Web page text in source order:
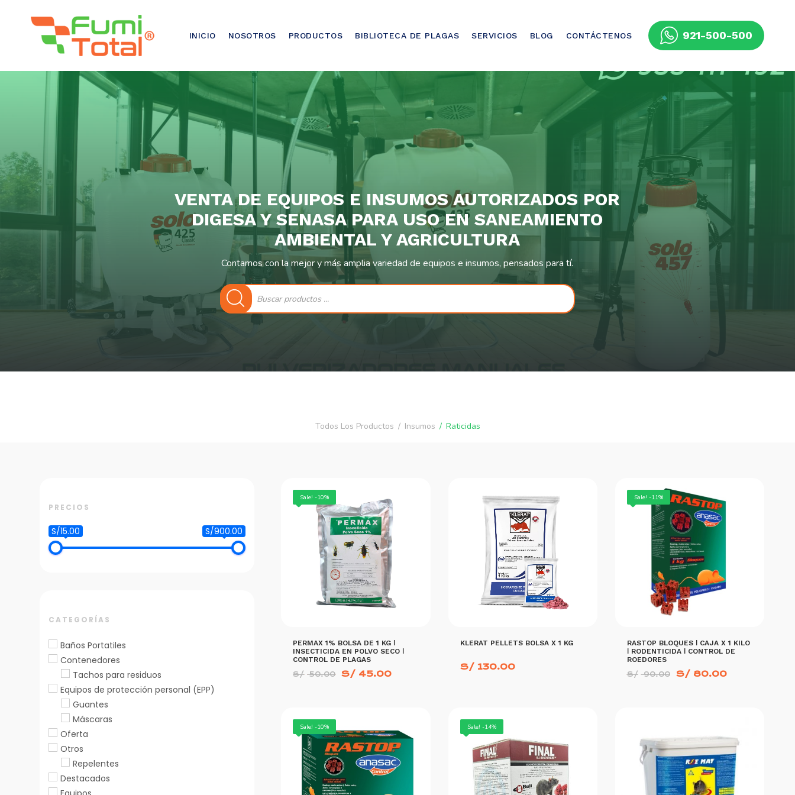
921-500-500
INICIO NOSOTROS PRODUCTOS BIBLIOTECA DE PLAGAS SERVICIOS BLOG CONTÁCTENOS 921-500-500
VENTA DE EQUIPOS E INSUMOS AUTORIZADOS POR
DIGESA Y SENASA PARA USO EN SANEAMIENTO
AMBIENTAL Y AGRICULTURA
Contamos con la mejor y más amplia variedad de equipos e insumos, pensados para tí.
Búsqueda
de
productos
Todos Los Productos Insumos Raticidas
Sale! -10%
PERMAX 1% BOLSA DE 1 KG ǀ
INSECTICIDA EN POLVO SECO ǀ
CONTROL DE PLAGAS
S/ 50.00 El
precio
S/ 45.00El
AÑADIR AL CARRITO MORE INFO
KLERAT PELLETS BOLSA X 1 KG
S/130.00
AÑADIR AL CARRITO
Sale! -11%
RASTOP BLOQUES ǀ CAJA X 1 KILO
ǀ RODENTICIDA ǀ CONTROL DE
ROEDORES
S/ 90.00 El
precio
S/80.00El
Sale! -10% Sale! -14%
PRECIOS
S/15.00 S/900.00
CATEGORÍAS
Baños Portatiles
Contenedores
Tachos para residuos
Equipos de protección personal (EPP)
Guantes
Máscaras
Oferta
Otros
Repelentes
Destacados